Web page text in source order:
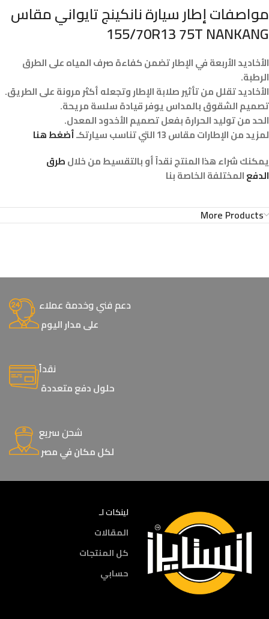
مواصفات إطار سيارة نانكينج تايواني مقاس
155/70R13 75T NANKANG
الأخاديد الأربعة في الإطار تضمن كفاءة صرف المياه على الطرق
الرطبة.
الأخاديد تقلل من تأثير صلابة الإطار وتجعله أكثر مرونة على الطريق.
تصميم الشقوق بالمداس يوفر قيادة سلسة مريحة.
الحد من توليد الحرارة بفعل تصميم الأخدود المعدل.
لمزيد من الإطارات مقاس 13 التي تناسب سيارتكـ
أضغط هنا
يمكنك شراء هذا المنتج نقداً أو بالتقسيط من خلالطرق
الدفعالمختلفة الخاصة بنا
More Products
دعم فني وخدمة عملاء
على مدار اليوم
نقداً
حلول دفع متعددة
شحن سريع
لكل مكان في مصر
لينكات لـ
المقالات
كل المنتجات
حسابي